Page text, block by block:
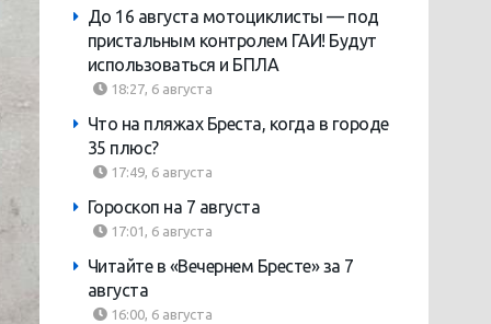
До 16 августа мотоциклисты — под
пристальным контролем ГАИ! Будут
использоваться и БПЛА
18:27, 6 августа
Что на пляжах Бреста, когда в городе
35 плюс?
17:49, 6 августа
Гороскоп на 7 августа
17:01, 6 августа
Читайте в «Вечернем Бресте» за 7
августа
16:00, 6 августа